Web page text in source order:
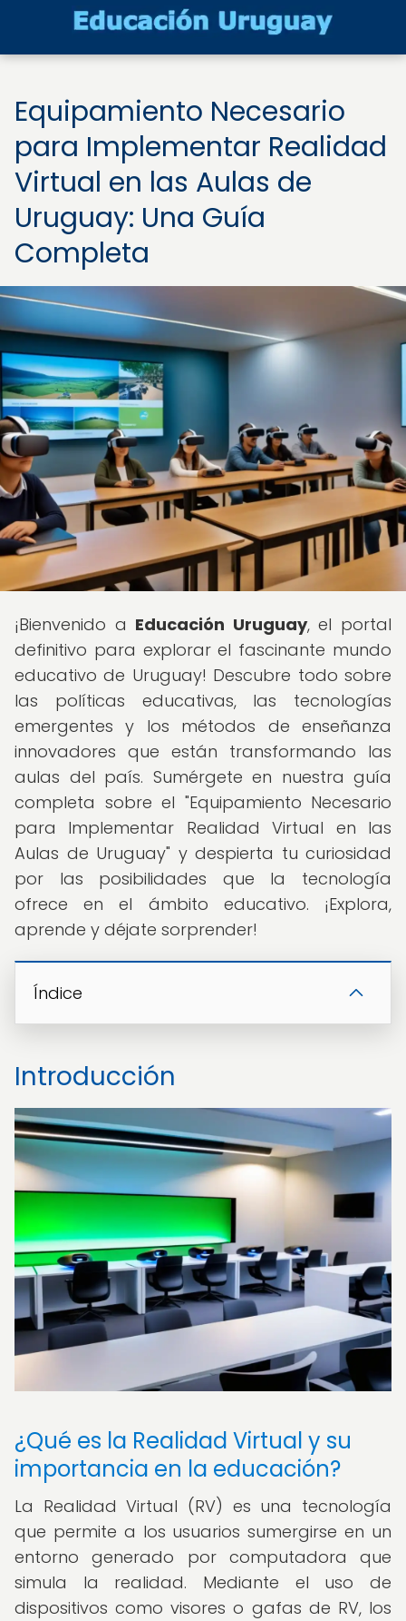
Equipamiento Necesario
para Implementar Realidad
Virtual en las Aulas de
Uruguay: Una Guía
Completa
¡Bienvenido a Educación Uruguay, el portal
definitivo para explorar el fascinante mundo
educativo de Uruguay! Descubre todo sobre
las políticas educativas, las tecnologías
emergentes y los métodos de enseñanza
innovadores que están transformando las
aulas del país. Sumérgete en nuestra guía
completa sobre el "Equipamiento Necesario
para Implementar Realidad Virtual en las
Aulas de Uruguay" y despierta tu curiosidad
por las posibilidades que la tecnología
ofrece en el ámbito educativo. ¡Explora,
aprende y déjate sorprender!
Índice
Introducción
¿Qué es la Realidad Virtual y su
importancia en la educación?
La Realidad Virtual (RV) es una tecnología
que permite a los usuarios sumergirse en un
entorno generado por computadora que
simula la realidad. Mediante el uso de
dispositivos como visores o gafas de RV, los